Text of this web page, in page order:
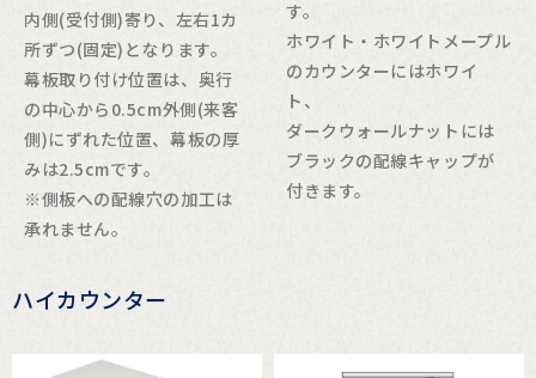
内側(受付側)寄り、左右1カ
所ずつ(固定)となります。
幕板取り付け位置は、奥行
の中心から0.5cm外側(来客
側)にずれた位置、幕板の厚
みは2.5cmです。
※側板への配線穴の加工は
承れません。
す。
ホワイト・ホワイトメープル
のカウンターにはホワイ
ト、
ダークウォールナットには
ブラックの配線キャップが
付きます。
ハイカウンター